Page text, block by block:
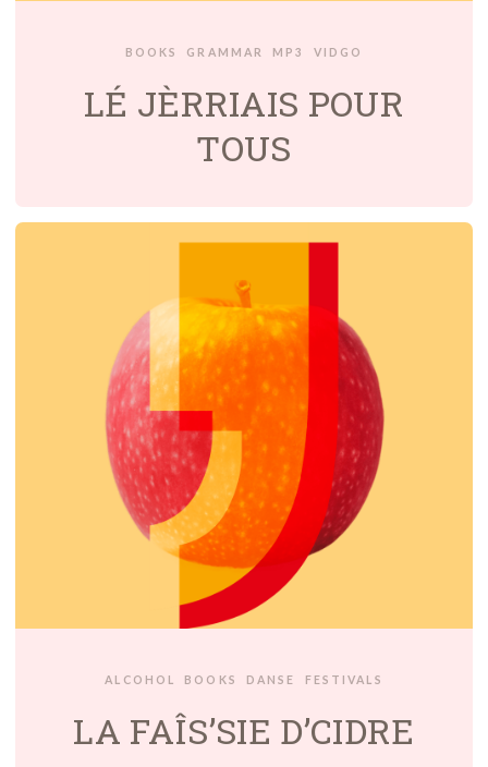
BOOKS GRAMMAR MP3 VIDGO
LÉ JÈRRIAIS POUR
TOUS
ALCOHOL BOOKS DANSE FESTIVALS
LA FAÎS’SIE D’CIDRE